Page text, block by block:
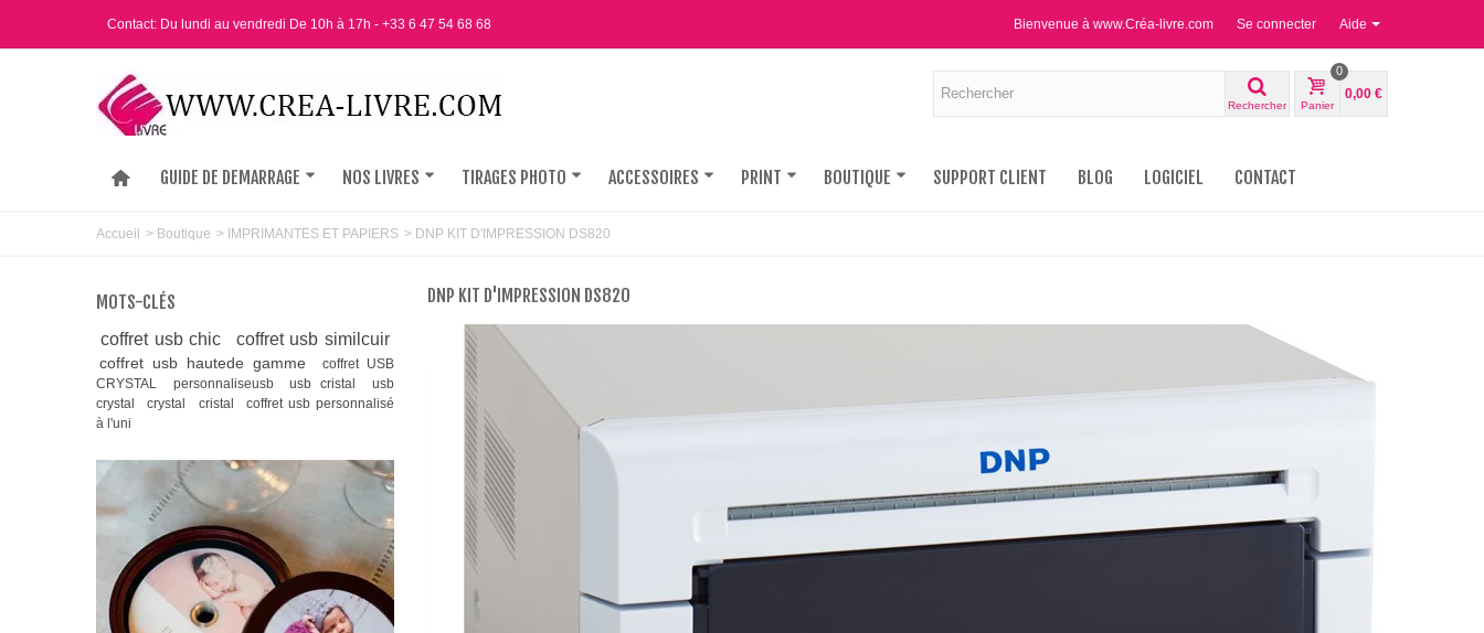
Aide
Contact: Du lundi au vendredi De 10h à 17h - +33 6 47 54 68 68 Bienvenue à www.Créa-livre.com Se connecter
Rechercher Panier
0
0,00 €
GUIDE DE DEMARRAGE NOS LIVRES TIRAGES PHOTO ACCESSOIRES PRINT BOUTIQUE SUPPORT CLIENT BLOG LOGICIEL CONTACT
Accueil > Boutique > IMPRIMANTES ET PAPIERS > DNP KIT D'IMPRESSION DS820
MOTS-CLÉS
coffret usb chic coffret usb similcuir
coffret usb hautede gamme
coffret USB
CRYSTAL
personnaliseusb usb cristal
usb
crystal
crystal cristal
coffret usb personnalisé
à l'uni
DNP KIT D'IMPRESSION DS820